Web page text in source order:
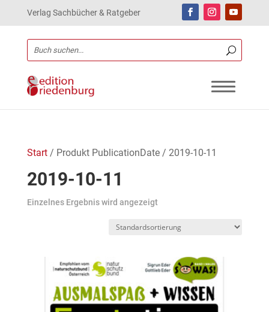
Verlag Sachbücher & Ratgeber
Start/ Produkt PublicationDate / 2019-10-11
2019-10-11
Einzelnes Ergebnis wird angezeigt